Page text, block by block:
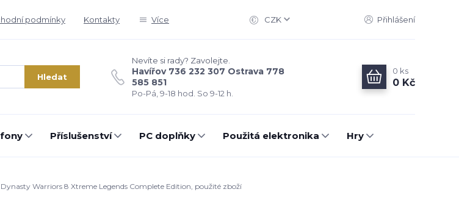
podmínky Kontakty Více CZK Přihlášení
Hledat
Nevíte si rady? Zavolejte.
Havířov 736 232 307 Ostrava 778
585 851
Po-Pá, 9-18 hod. So 9-12 h.
0 ks
0 Kč
Příslušenství PC doplňky Použitá elektronika Hry
Dynasty Warriors 8 Xtreme Legends Complete Edition, použité zboží